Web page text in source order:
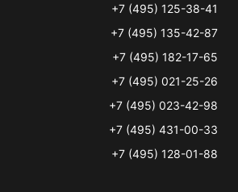
+7 (495) 125-38-41
+7 (495) 135-42-87
+7 (495) 182-17-65
+7 (495) 021-25-26
+7 (495) 023-42-98
+7 (495) 431-00-33
+7 (495) 128-01-88